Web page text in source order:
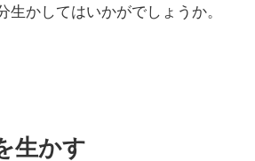
生かしてはいかがでしょうか。
生かす